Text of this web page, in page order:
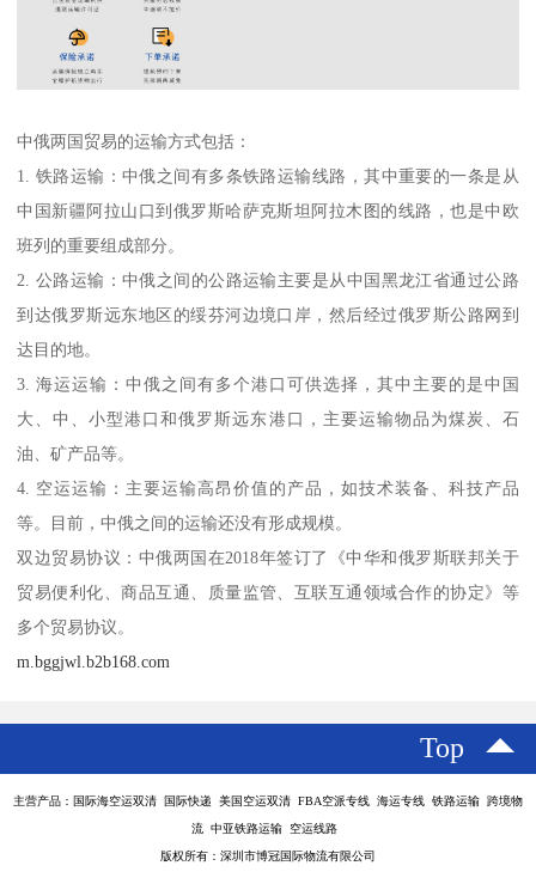
中俄两国贸易的运输方式包括：
1. 铁路运输：中俄之间有多条铁路运输线路，其中重要的一条是从
中国新疆阿拉山口到俄罗斯哈萨克斯坦阿拉木图的线路，也是中欧
班列的重要组成部分。
2. 公路运输：中俄之间的公路运输主要是从中国黑龙江省通过公路
到达俄罗斯远东地区的绥芬河边境口岸，然后经过俄罗斯公路网到
达目的地。
3. 海运运输：中俄之间有多个港口可供选择，其中主要的是中国
大、中、小型港口和俄罗斯远东港口，主要运输物品为煤炭、石
油、矿产品等。
4. 空运运输：主要运输高昂价值的产品，如技术装备、科技产品
等。目前，中俄之间的运输还没有形成规模。
双边贸易协议：中俄两国在2018年签订了《中华和俄罗斯联邦关于
贸易便利化、商品互通、质量监管、互联互通领域合作的协定》等
多个贸易协议。
m.bggjwl.b2b168.com
Top
主营产品：国际海空运双清 国际快递 美国空运双清 FBA空派专线 海运专线 铁路运输 跨境物
流 中亚铁路运输 空运线路
版权所有：深圳市博冠国际物流有限公司